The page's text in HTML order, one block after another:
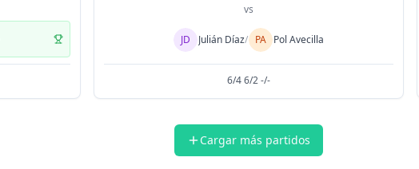
vs
JD Julián Díaz/ PA Pol Avecilla
6/4 6/2 -/-
Cargar más partidos